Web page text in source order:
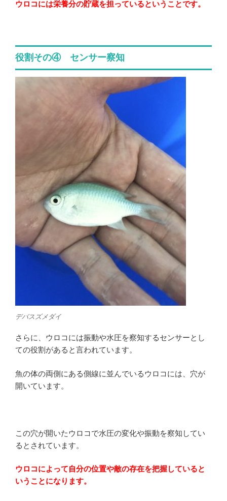
ウロコには栄養分の貯蔵を担っているということです。
役割その④ センサー察知
デバスズメダイ
さらに、ウロコには振動や水圧を察知するセンサーとし
ての役割があると言われています。
魚の体の両側にある側線に並んでいるウロコには、穴が
開いています。
この穴が開いたウロコで水圧の変化や振動を察知してい
るとされています。
ウロコによって自分の位置や敵の存在を把握していると
いうことになります。